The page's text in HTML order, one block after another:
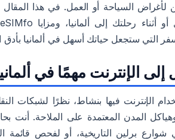
لأغراض السياحة أو العمل. في هذا
إلى الإنترنت مهمًا في
وهياكل المدن المعتمدة على الملاحة.
برلين التاريخية، أو لفحص قائمة